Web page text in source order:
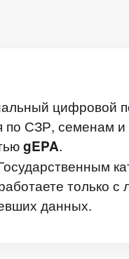
цифровой
по СЗР, семенам
gEPA.
только с
данных.